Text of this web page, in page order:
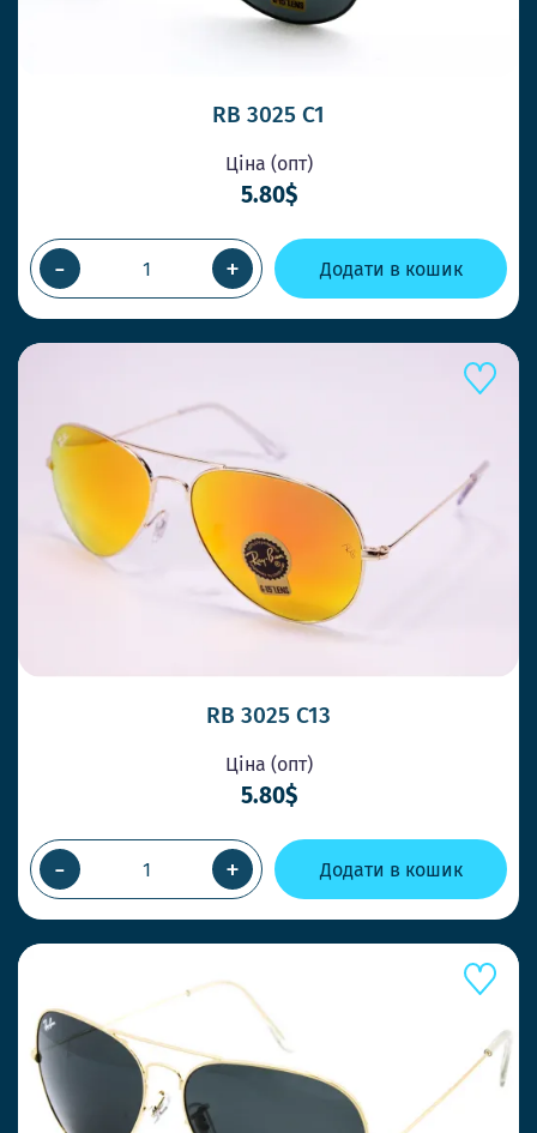
RB 3025 C1
Ціна (опт)
5.80$
- + Додати в кошик
RB 3025 C13
Ціна (опт)
5.80$
- + Додати в кошик